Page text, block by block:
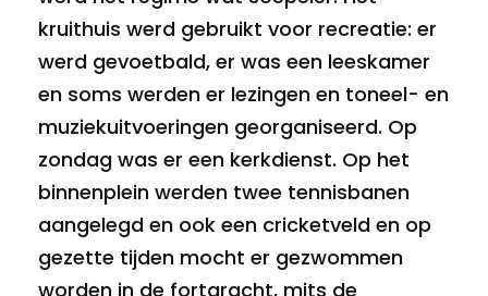
kruithuis werd gebruikt voor recreatie: er
werd gevoetbald, er was een leeskamer
en soms werden er lezingen en toneel- en
muziekuitvoeringen georganiseerd. Op
zondag was er een kerkdienst. Op het
binnenplein werden twee tennisbanen
aangelegd en ook een cricketveld en op
gezette tijden mocht er gezwommen
worden in de fortgracht, mits de